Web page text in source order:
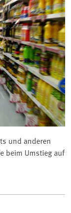
und anderen
beim Umstieg auf